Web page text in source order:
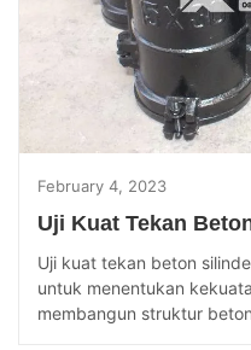
February 4, 2023
Uji Kuat Tekan
Uji kuat tekan beton
untuk menentukan
membangun struktur